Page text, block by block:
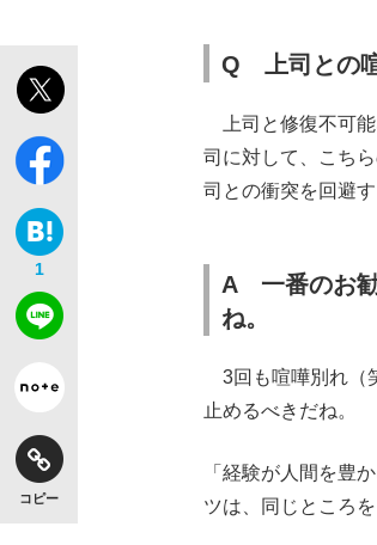
1
コピー
Q 上司との
上司と修復不可能
司に対して、こち
司との衝突を回避
A 一番のお勧
ね。
3回も喧嘩別れ（
止めるべきだね。
「経験が人間を豊
ツは、同じところ